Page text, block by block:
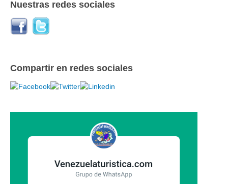
Nuestras redes sociales
Compartir en redes sociales